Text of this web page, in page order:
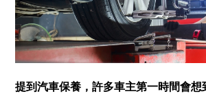
提到汽車保養，許多車主第一時間會想